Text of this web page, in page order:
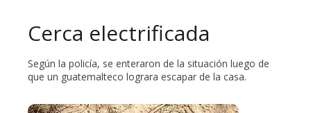
Cerca electrificada
Según la policía, se enteraron de la situación luego de
que un guatemalteco lograra escapar de la casa.